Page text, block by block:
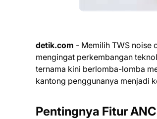
detik.com - Memilih TWS noise
mengingat perkembangan
ternama kini berlomba-lomba
kantong penggunanya menjadi
Pentingnya Fitur